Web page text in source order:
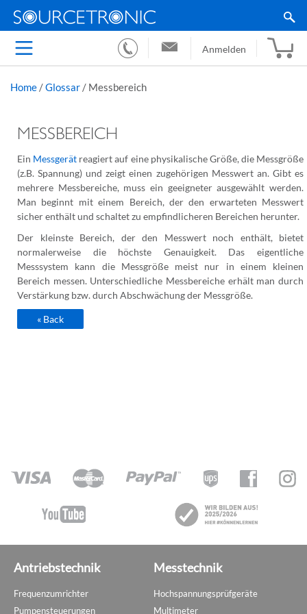
Anmelden
Home /Glossar / Messbereich
MESSBEREICH
Ein Messgerät reagiert auf eine physikalische Größe, die Messgröße
(z.B. Spannung) und zeigt einen zugehörigen Messwert an. Gibt es
mehrere Messbereiche, muss ein geeigneter ausgewählt werden.
Man beginnt mit einem Bereich, der den erwarteten Messwert
sicher enthält und schaltet zu empfindlicheren Bereichen herunter.
Der kleinste Bereich, der den Messwert noch enthält, bietet
normalerweise die höchste Genauigkeit. Das eigentliche
Messsystem kann die Messgröße meist nur in einem kleinen
Bereich messen. Unterschiedliche Messbereiche erhält man durch
Verstärkung bzw. durch Abschwächung der Messgröße.
« Back
Antriebstechnik
Frequenzumrichter
Pumpensteuerungen
Messtechnik
Hochspannungsprüfgeräte
Multimeter